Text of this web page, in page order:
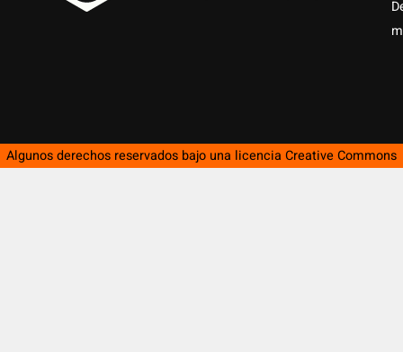
Algunos derechos reservados bajo una licencia Creative Commons